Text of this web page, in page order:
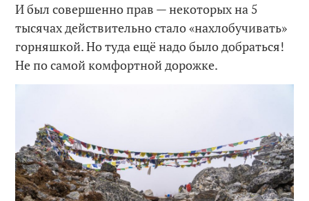
И был совершенно прав — некоторых на 5
тысячах действительно стало «нахлобучивать»
горняшкой. Но туда ещё надо было добраться!
Не по самой комфортной дорожке.